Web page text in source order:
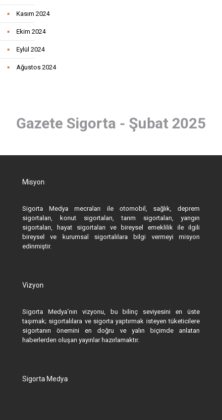
Kasım 2024
Ekim 2024
Eylül 2024
Ağustos 2024
Gazete Sigorta - Şubat 2025
Misyon
Sigorta Medya mecraları ile otomobil, sağlık, deprem
sigortaları, konut sigortaları, tarım sigortaları, yangın
sigortaları, hayat sigortaları ve bireysel emeklilik ile ilgili
bireysel ve kurumsal sigortalılara bilgi vermeyi misyon
edinmiştir.
Vizyon
Sigorta Medya’nın vizyonu, bu bilinç seviyesini en üste
taşımak; sigortalılara ve sigorta yaptırmak isteyen tüketicilere
sigortanın önemini en doğru ve yalın biçimde anlatan
haberlerden oluşan yayınlar hazırlamaktır.
Sigorta Medya